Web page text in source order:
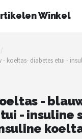
Winkel
/
- koeltas- diabetes etui -
-
- insuline